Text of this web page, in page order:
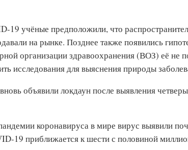
19 учёные предположили, что
на рынке. Позднее также появились
организации здравоохранения (ВОЗ) её не
исследования для выяснения природы
объявили локдаун после выявления
коронавируса в мире вирус выявили
19 приближается к шести с половиной